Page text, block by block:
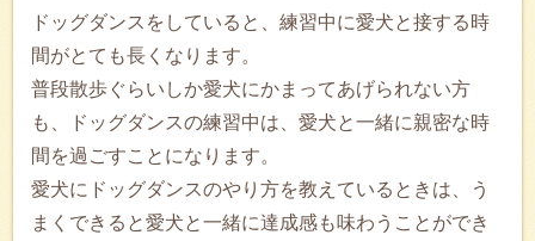
ドッグダンスをしていると、練習中に愛犬と接する時
間がとても長くなります。
普段散歩ぐらいしか愛犬にかまってあげられない方
も、ドッグダンスの練習中は、愛犬と一緒に親密な時
間を過ごすことになります。
愛犬にドッグダンスのやり方を教えているときは、う
まくできると愛犬と一緒に達成感も味わうことができ